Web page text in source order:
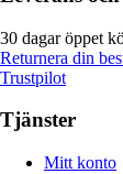
30 dagar öppet
Returnera din
Trustpilot
Tjänster
Mitt konto